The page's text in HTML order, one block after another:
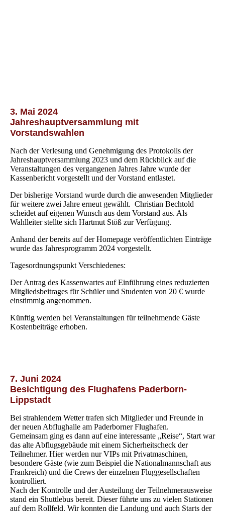
3. Mai 2024
Jahreshauptversammlung mit
Vorstandswahlen
Nach der Verlesung und Genehmigung des Protokolls der
Jahreshauptversammlung 2023 und dem Rückblick auf die
Veranstaltungen des vergangenen Jahres Jahre wurde der
Kassenbericht vorgestellt und der Vorstand entlastet.
Der bisherige Vorstand wurde durch die anwesenden Mitglieder
für weitere zwei Jahre erneut gewählt. Christian Bechtold
scheidet auf eigenen Wunsch aus dem Vorstand aus. Als
Wahlleiter stellte sich Hartmut Stöß zur Verfügung.
Anhand der bereits auf der Homepage veröffentlichten Einträge
wurde das Jahresprogramm 2024 vorgestellt.
Tagesordnungspunkt Verschiedenes:
Der Antrag des Kassenwartes auf Einführung eines reduzierten
Mitgliedsbeitrages für Schüler und Studenten von 20 € wurde
einstimmig angenommen.
Künftig werden bei Veranstaltungen für teilnehmende Gäste
Kostenbeiträge erhoben.
7. Juni 2024
Besichtigung des Flughafens Paderborn-
Lippstadt
Bei strahlendem Wetter trafen sich Mitglieder und Freunde in
der neuen Abflughalle am Paderborner Flughafen.
Gemeinsam ging es dann auf eine interessante „Reise“, Start war
das alte Abflugsgebäude mit einem Sicherheitscheck der
Teilnehmer. Hier werden nur VIPs mit Privatmaschinen,
besondere Gäste (wie zum Beispiel die Nationalmannschaft aus
Frankreich) und die Crews der einzelnen Fluggesellschaften
kontrolliert.
Nach der Kontrolle und der Austeilung der Teilnehmerausweise
stand ein Shuttlebus bereit. Dieser führte uns zu vielen Stationen
auf dem Rollfeld. Wir konnten die Landung und auch Starts der